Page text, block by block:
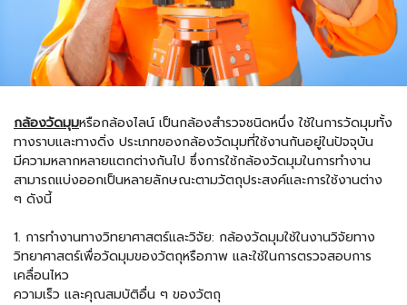
กล้องวัดมุมหรือกล้องไลน์ เป็นกล้องสำรวจชนิดหนึ่ง ใช้ในการวัดมุมทั้ง
ทางราบและทางดิ่ง ประเภทของกล้องวัดมุมที่ใช้งานกันอยู่ในปัจจุบัน
มีความหลากหลายแตกต่างกันไป ซึ่งการใช้กล้องวัดมุมในการทำงาน
สามารถแบ่งออกเป็นหลายลักษณะตามวัตถุประสงค์และการใช้งานต่าง
ๆ ดังนี้
1. การทำงานทางวิทยาศาสตร์และวิจัย: กล้องวัดมุมใช้ในงานวิจัยทาง
วิทยาศาสตร์เพื่อวัดมุมของวัตถุหรือภาพ และใช้ในการตรวจสอบการ
เคลื่อนไหว
ความเร็ว และคุณสมบัติอื่น ๆ ของวัตถุ